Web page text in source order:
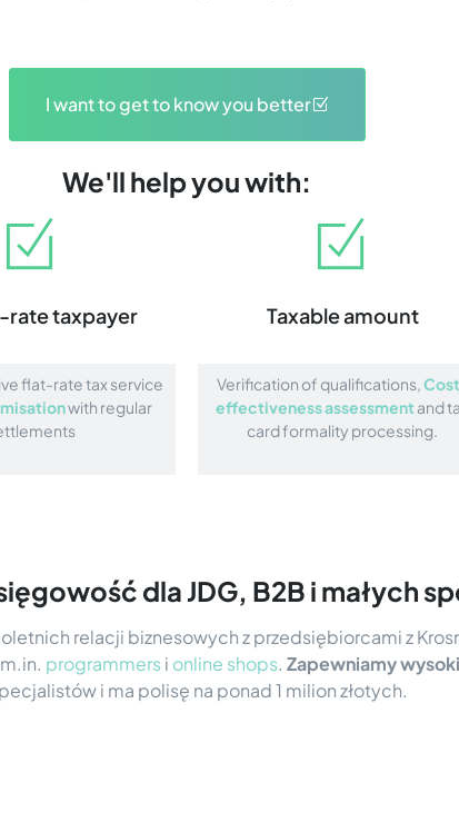
I want to get to know you better
We'll help you with:
rate taxpayer
flat-rate tax service
with regular
Taxable amount
Verification of qualifications,
effectiveness assessmentand
card formality processing.
dla JDG, B2B i małych
relacji biznesowych z przedsiębiorcami z
programmersi online shops. Zapewniamy
i ma polisę na ponad 1 milion złotych.